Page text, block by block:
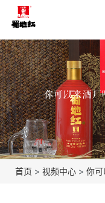
你可以来酒厂
首页 > 视频中心 > 你可